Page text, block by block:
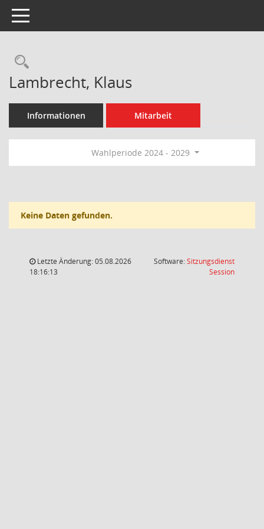
Toggle navigation
Rechercheauswahl
Lambrecht, Klaus
Informationen Mitarbeit
Wahlperiode 2024 - 2029
Keine Daten gefunden.
Letzte Änderung: 05.08.2026
18:16:13
Software:Sitzungsdienst
Session(Wird in